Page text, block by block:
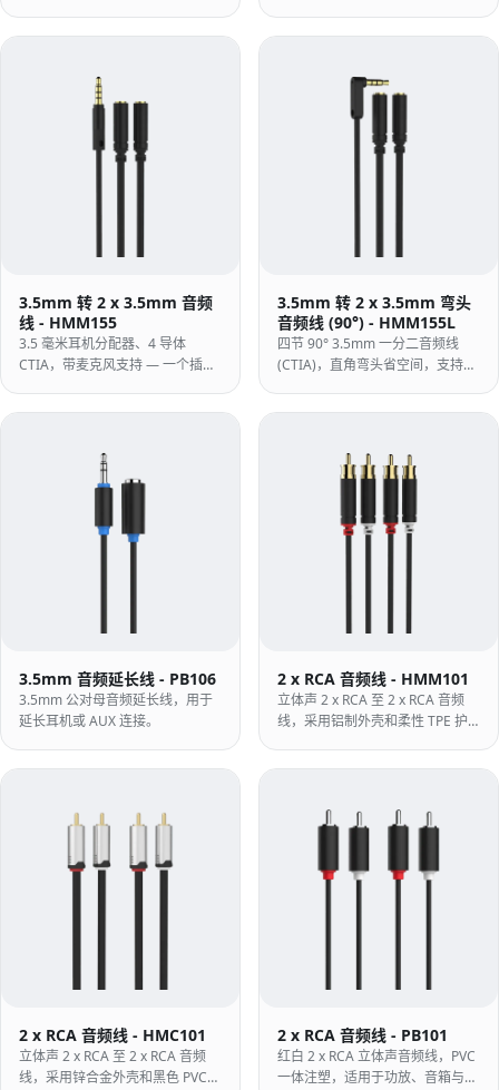
和麦克风插座分开。
耳机连接到单独的 PC 插座。
3.5mm 转 2 x 3.5mm 音频
线 - HMM155
3.5 毫米耳机分配器、4 导体
CTIA，带麦克风支持 — 一个插头
带有柔性 TPE 护套的铝制外壳。
3.5mm 转 2 x 3.5mm 弯头
音频线 (90°) - HMM155L
四节 90° 3.5mm 一分二音频线
(CTIA)，直角弯头省空间，支持麦
3.5mm 音频延长线 - PB106
3.5mm 公对母音频延长线，用于
延长耳机或 AUX 连接。
2 x RCA 音频线 - HMM101
立体声 2 x RCA 至 2 x RCA 音频
线，采用铝制外壳和柔性 TPE 护
密的音频线布线和频繁的重新修
2 x RCA 音频线 - HMC101
立体声 2 x RCA 至 2 x RCA 音频
线，采用锌合金外壳和黑色 PVC
2 x RCA 音频线 - PB101
红白 2 x RCA 立体声音频线，PVC
一体注塑，适用于功放、音箱与